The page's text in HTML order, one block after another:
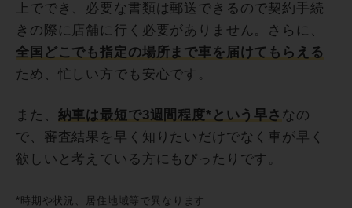
上ででき、必要な書類は郵送できるので契約手続
きの際に店舗に行く必要がありません。さらに、
全国どこでも指定の場所まで車を届けてもらえる
ため、忙しい方でも安心です。
また、 納車は最短で3週間程度*という早さ なの
で、審査結果を早く知りたいだけでなく車が早く
欲しいと考えている方にもぴったりです。
*時期や状況、居住地域等で異なります